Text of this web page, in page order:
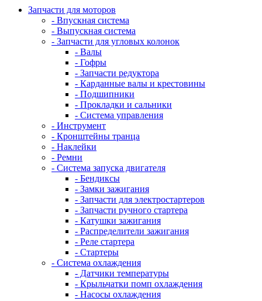
Запчасти для моторов
- Впускная система
- Выпускная система
- Запчасти для угловых колонок
- Валы
- Гофры
- Запчасти редуктора
- Карданные валы и крестовины
- Подшипники
- Прокладки и сальники
- Система управления
- Инструмент
- Кронштейны транца
- Наклейки
- Ремни
- Система запуска двигателя
- Бендиксы
- Замки зажигания
- Запчасти для электростартеров
- Запчасти ручного стартера
- Катушки зажигания
- Распределители зажигания
- Реле стартера
- Стартеры
- Система охлаждения
- Датчики температуры
- Крыльчатки помп охлаждения
- Насосы охлаждения